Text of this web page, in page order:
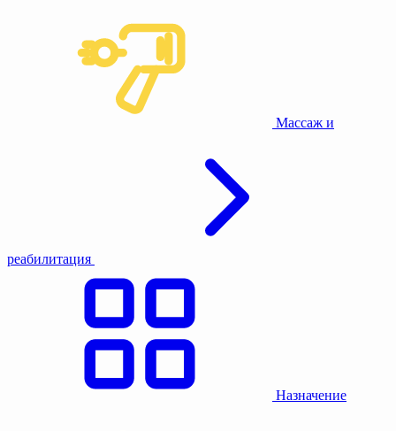
Массаж и
реабилитация
Назначение